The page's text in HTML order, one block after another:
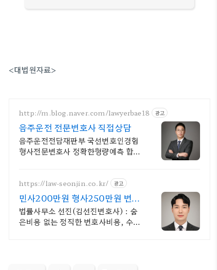
<대법원자료>
http://m.blog.naver.com/lawyerbae18 광고
음주운전 전문변호사 직접상담
음주운전전담재판부 국선변호인경험
형사전문변호사 정확한형량예측 합리
https://law-seonjin.co.kr/ 광고
민사200만원 형사250만원 변호
사선임비용 수임료 정찰제
법률사무소 선진(김선진변호사) : 숨
은비용 없는 정직한 변호사비용, 수임